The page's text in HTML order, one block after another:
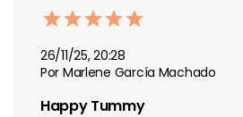
26/11/25, 20:28
Por Marlene García Machado
Happy Tummy